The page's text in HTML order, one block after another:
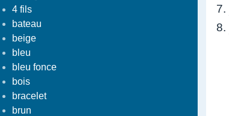
4 fils
bateau
beige
bleu
bleu fonce
bois
bracelet
brun